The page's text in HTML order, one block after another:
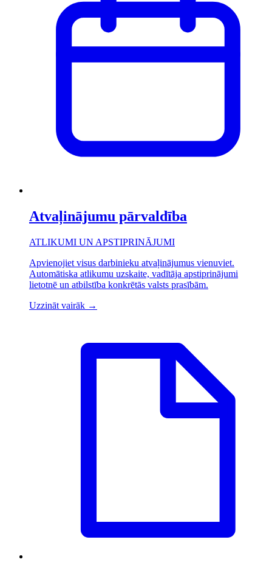
Atvaļinājumu pārvaldība
ATLIKUMI UN APSTIPRINĀJUMI
Apvienojiet visus darbinieku atvaļinājumus vienuviet.
Automātiska atlikumu uzskaite, vadītāja apstiprinājumi
lietotnē un atbilstība konkrētās valsts prasībām.
Uzzināt vairāk →